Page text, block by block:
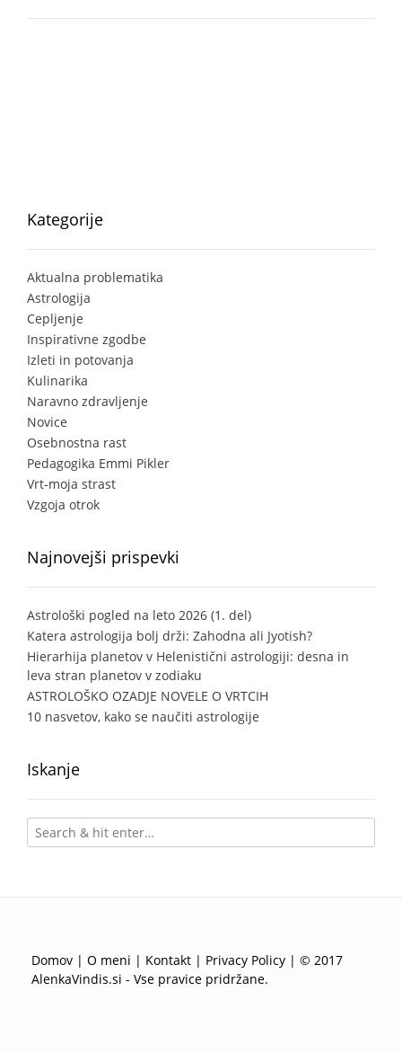
Kategorije
Aktualna problematika
Astrologija
Cepljenje
Inspirativne zgodbe
Izleti in potovanja
Kulinarika
Naravno zdravljenje
Novice
Osebnostna rast
Pedagogika Emmi Pikler
Vrt-moja strast
Vzgoja otrok
Najnovejši prispevki
Astrološki pogled na leto 2026 (1. del)
Katera astrologija bolj drži: Zahodna ali Jyotish?
Hierarhija planetov v Helenistični astrologiji: desna in
leva stran planetov v zodiaku
ASTROLOŠKO OZADJE NOVELE O VRTCIH
10 nasvetov, kako se naučiti astrologije
Iskanje
Domov | O meni | Kontakt | Privacy Policy | © 2017
AlenkaVindis.si - Vse pravice pridržane.